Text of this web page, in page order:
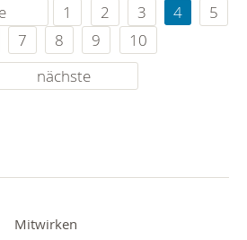
1 2 3 4
5
7 8 9
10
nächste
Mitwirken